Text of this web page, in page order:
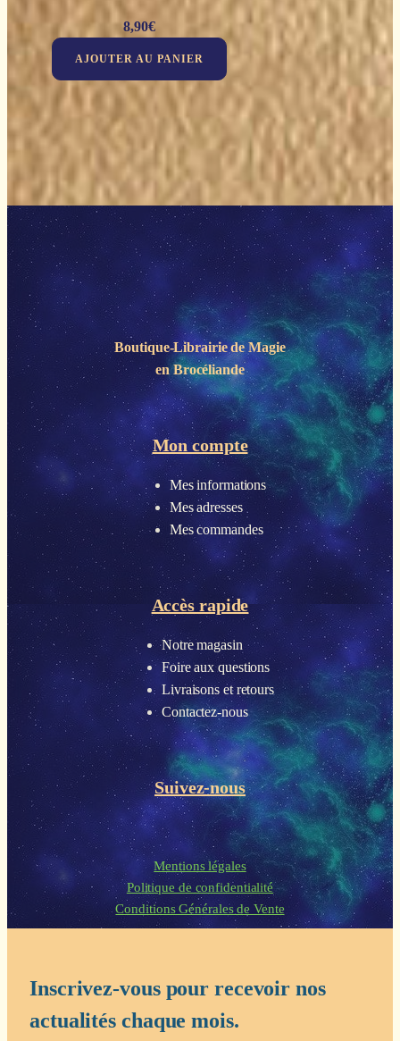
8,90€
AJOUTER AU PANIER
Boutique-Librairie deMagie
en Brocéliande
Mon compte
Mes informations
Mes adresses
Mes commandes
Accès rapide
Notre magasin
Foire aux questions
Livraisons et retours
Contactez-nous
Suivez-nous
Mentions légales
Politique de confidentialité
Conditions Générales de Vente
Inscrivez-vous pour recevoir nos
actualités chaque mois.